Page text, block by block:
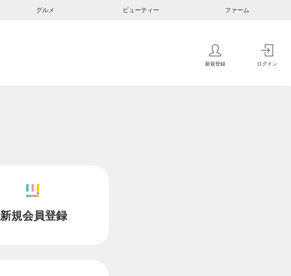
グルメ ビューティー ファーム
新規登録 ログイン
新規会員登録